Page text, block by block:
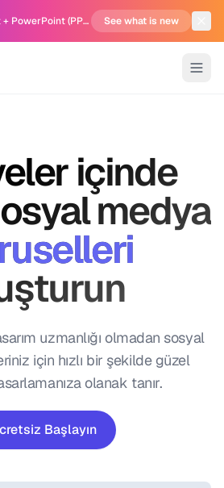
New: Video (MP4) export + PowerPoint (PPTX) support in Carousel Generator See what is new
içinde
medya
uzmanlığı olmadan sosyal
için hızlı bir şekilde güzel
olanak tanır.
Başlayın